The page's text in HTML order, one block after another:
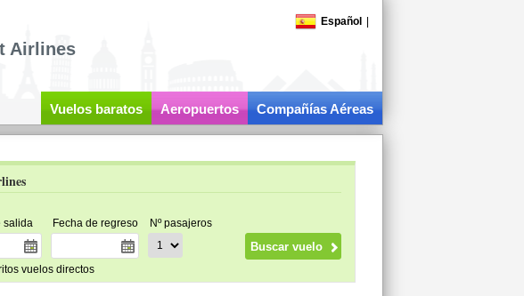
Español
Airlines
Vuelos baratos Aeropuertos Compañías Aéreas
salida Fecha de regreso Nº pasajeros
vuelos directos